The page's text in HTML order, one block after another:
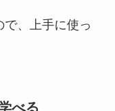
で、上手に使っ
べる